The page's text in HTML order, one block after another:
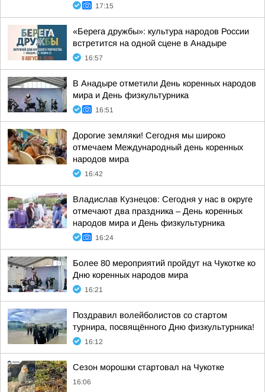
17:15
«Берега дружбы»: культура народов России
встретится на одной сцене в Анадыре
16:57
В Анадыре отметили День коренных народов
мира и День физкультурника
16:51
Дорогие земляки! Сегодня мы широко
отмечаем Международный день коренных
народов мира
16:42
Владислав Кузнецов: Сегодня у нас в округе
отмечают два праздника – День коренных
народов мира и День физкультурника
16:24
Более 80 мероприятий пройдут на Чукотке ко
Дню коренных народов мира
16:21
Поздравил волейболистов со стартом
турнира, посвящённого Дню физкультурника!
16:12
Сезон морошки стартовал на Чукотке
16:06